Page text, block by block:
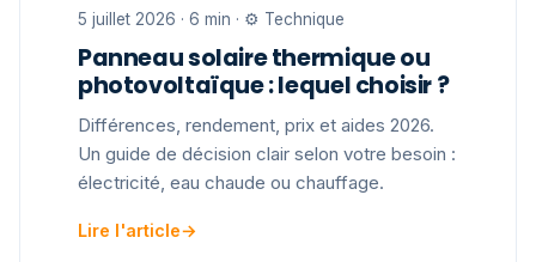
5 juillet 2026 · 6 min · ⚙️ Technique
Panneau solaire thermique ou
photovoltaïque : lequel choisir ?
Différences, rendement, prix et aides 2026.
Un guide de décision clair selon votre besoin :
électricité, eau chaude ou chauffage.
Lire l'article→